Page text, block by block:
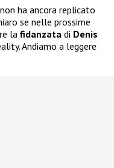
non ha ancora replicato
se nelle prossime
la fidanzata di Denis
Andiamo a leggere